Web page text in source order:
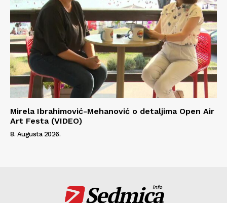
Mirela Ibrahimović-Mehanović o detaljima Open Air
Art Festa (VIDEO)
8. Augusta 2026.
Sedmica
info